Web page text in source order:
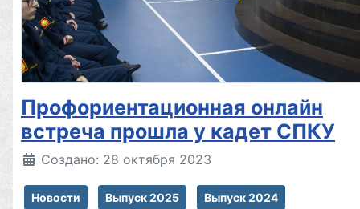
Профориентационная онлайн
встреча прошла у кадет СПКУ
Создано: 28 октября 2023
Новости Выпуск 2025 Выпуск 2024